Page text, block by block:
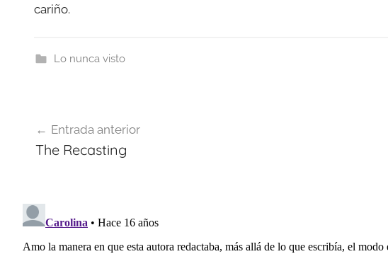
cariño.
Lo nunca visto
de
Entrada anterior
The Recasting